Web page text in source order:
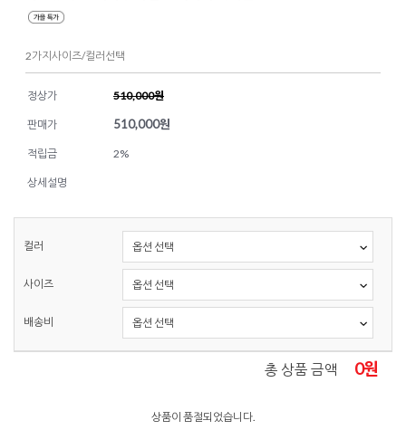
2가지사이즈/컬러선택
정상가 510,000원
판매가 510,000원
적립금 2%
상세설명
컬러
사이즈
배송비
총 상품 금액 0원
상품이 품절되었습니다.